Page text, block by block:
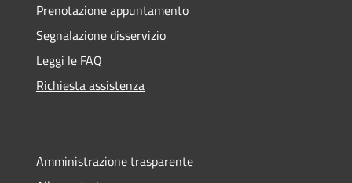
Prenotazione appuntamento
Segnalazione disservizio
Leggi le FAQ
Richiesta assistenza
Amministrazione trasparente